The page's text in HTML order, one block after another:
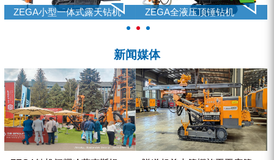
FY水井钻车系列
水井专用螺杆空压机
雾炮机
洗轮机
ZEGA小型一体式露天钻机 ZEGA全液压顶锤钻机
新闻媒体